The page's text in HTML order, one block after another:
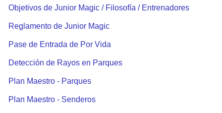
Objetivos de Junior Magic / Filosofía / Entrenadores
Reglamento de Junior Magic
Pase de Entrada de Por Vida
Detección de Rayos en Parques
Plan Maestro - Parques
Plan Maestro - Senderos